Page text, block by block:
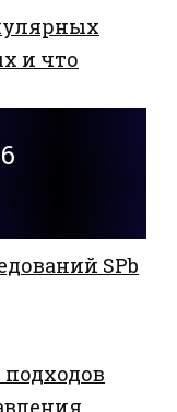
и что
SPb
подходов